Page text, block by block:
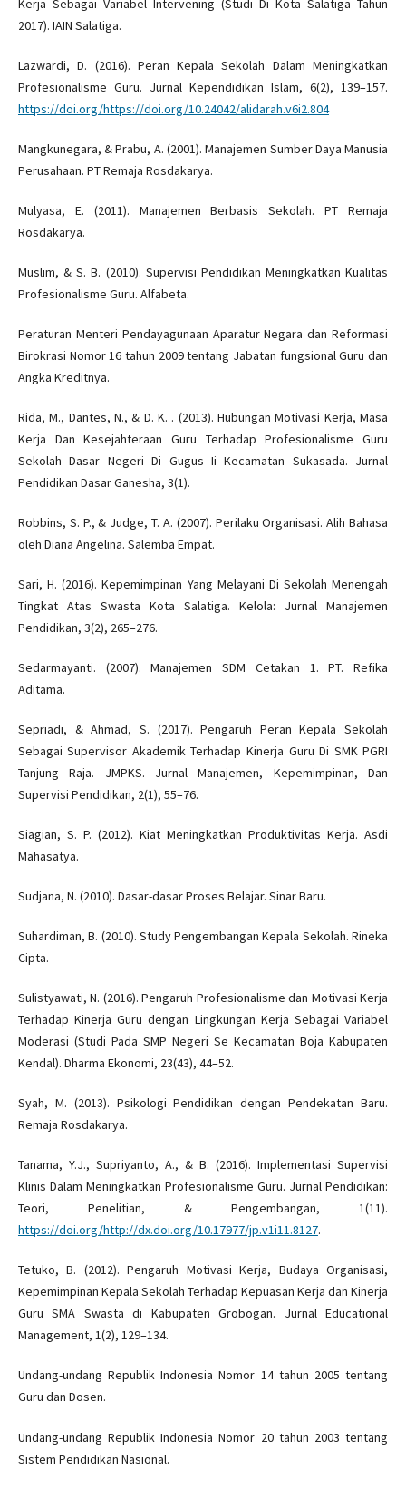
Kerja Sebagai Variabel Intervening (Studi Di Kota Salatiga Tahun
2017). IAIN Salatiga.
Lazwardi, D. (2016). Peran Kepala Sekolah Dalam Meningkatkan
Profesionalisme Guru. Jurnal Kependidikan Islam, 6(2), 139–157.
https://doi.org/https://doi.org/10.24042/alidarah.v6i2.804
Mangkunegara, & Prabu, A. (2001). Manajemen Sumber Daya Manusia
Perusahaan. PT Remaja Rosdakarya.
Mulyasa, E. (2011). Manajemen Berbasis Sekolah. PT Remaja
Rosdakarya.
Muslim, & S. B. (2010). Supervisi Pendidikan Meningkatkan Kualitas
Profesionalisme Guru. Alfabeta.
Peraturan Menteri Pendayagunaan Aparatur Negara dan Reformasi
Birokrasi Nomor 16 tahun 2009 tentang Jabatan fungsional Guru dan
Angka Kreditnya.
Rida, M., Dantes, N., & D. K. . (2013). Hubungan Motivasi Kerja, Masa
Kerja Dan Kesejahteraan Guru Terhadap Profesionalisme Guru
Sekolah Dasar Negeri Di Gugus Ii Kecamatan Sukasada. Jurnal
Pendidikan Dasar Ganesha, 3(1).
Robbins, S. P., & Judge, T. A. (2007). Perilaku Organisasi. Alih Bahasa
oleh Diana Angelina. Salemba Empat.
Sari, H. (2016). Kepemimpinan Yang Melayani Di Sekolah Menengah
Tingkat Atas Swasta Kota Salatiga. Kelola: Jurnal Manajemen
Pendidikan, 3(2), 265–276.
Sedarmayanti. (2007). Manajemen SDM Cetakan 1. PT. Refika
Aditama.
Sepriadi, & Ahmad, S. (2017). Pengaruh Peran Kepala Sekolah
Sebagai Supervisor Akademik Terhadap Kinerja Guru Di SMK PGRI
Tanjung Raja. JMPKS. Jurnal Manajemen, Kepemimpinan, Dan
Supervisi Pendidikan, 2(1), 55–76.
Siagian, S. P. (2012). Kiat Meningkatkan Produktivitas Kerja. Asdi
Mahasatya.
Sudjana, N. (2010). Dasar-dasar Proses Belajar. Sinar Baru.
Suhardiman, B. (2010). Study Pengembangan Kepala Sekolah. Rineka
Cipta.
Sulistyawati, N. (2016). Pengaruh Profesionalisme dan Motivasi Kerja
Terhadap Kinerja Guru dengan Lingkungan Kerja Sebagai Variabel
Moderasi (Studi Pada SMP Negeri Se Kecamatan Boja Kabupaten
Kendal). Dharma Ekonomi, 23(43), 44–52.
Syah, M. (2013). Psikologi Pendidikan dengan Pendekatan Baru.
Remaja Rosdakarya.
Tanama, Y.J., Supriyanto, A., & B. (2016). Implementasi Supervisi
Klinis Dalam Meningkatkan Profesionalisme Guru. Jurnal Pendidikan:
Teori, Penelitian, & Pengembangan, 1(11).
https://doi.org/http://dx.doi.org/10.17977/jp.v1i11.8127.
Tetuko, B. (2012). Pengaruh Motivasi Kerja, Budaya Organisasi,
Kepemimpinan Kepala Sekolah Terhadap Kepuasan Kerja dan Kinerja
Guru SMA Swasta di Kabupaten Grobogan. Jurnal Educational
Management, 1(2), 129–134.
Undang-undang Republik Indonesia Nomor 14 tahun 2005 tentang
Guru dan Dosen.
Undang-undang Republik Indonesia Nomor 20 tahun 2003 tentang
Sistem Pendidikan Nasional.